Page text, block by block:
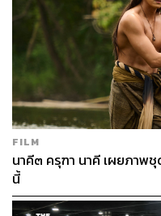
FILM
นาคี๓ ครุฑา นาคี เผยภาพ
นี้